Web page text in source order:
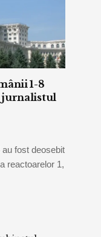
1-8
jurnalistul
fost deosebit
reactoarelor 1,